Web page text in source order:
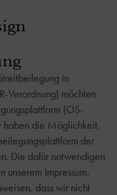
in
Verordnung) möchten
(OS-
haben die Möglichkeit,
der
Die dafür notwendigen
unserem Impressum.
dass wir nicht